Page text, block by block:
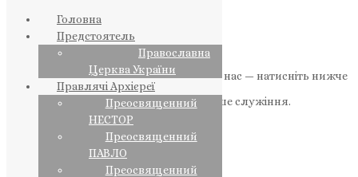
Якщо маєте можливість, підтримайте нас — натисніть нижче
«Пожертва».
Ваша допомога зміцнює наше служіння.
НАШ ТЕЛЕГРАМ
Головна
Предстоятель
Православна
Церква України
Правлячі Архієреї
Преосвященний
НЕСТОР
Преосвященний
ПАВЛО
Преосвященний